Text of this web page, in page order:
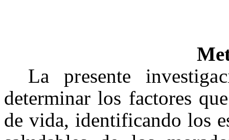
La presente
determinar los factores
de vida, identificando los